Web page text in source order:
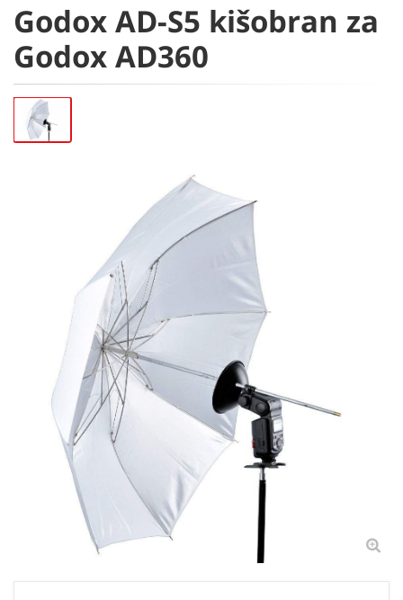
Godox AD-S5 kišobran za
Godox AD360